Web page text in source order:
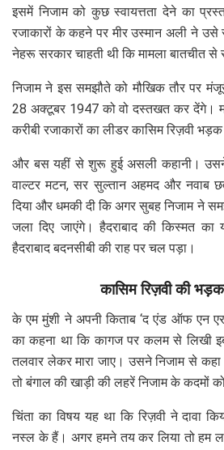
इसमें निजाम को कुछ स्वायत्तता देने का
रजाकारों के कहने पर मीर उस्मान अली ने उसे
नेहरू सरकार चाहती थी कि मामला बातचीत
निजाम ने इस समझौते को मौखिक तौर पर
28 अक्टूबर 1947 को वो दस्तखत कर देंगे।
करीबी रजाकारों का लीडर कासिम रिज़वी भड़क
और बस यहीं से शुरू हुई असली कहानी। उसने
वाल्टर मटन, सर सुल्तान अहमद और नवाब
दिया और धमकी दी कि अगर सुबह निजाम ने
जला दिए जाएंगे। हैदराबाद की किस्मत का
हैदराबाद बदनसीबी की राह पर चल पड़ा।
कासिम रिज़वी की
के एम मुंशी ने अपनी किताब ‘द एंड ऑफ एन
का कहना था कि कागज पर कलम से लिखी
तलवार लेकर मारा जाए। उसने निजाम से
तो बंगाल की खाड़ी की लहरें निजाम के कदमों
चिंता का विषय यह था कि रिज़वी ने दावा
नस्ल के हैं। अगर हमने तय कर लिया तो हम